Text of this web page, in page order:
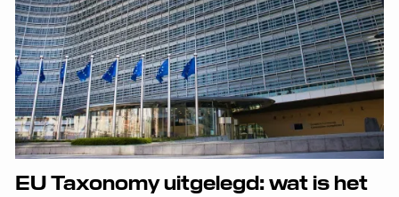
EU Taxonomy uitgelegd: wat is het